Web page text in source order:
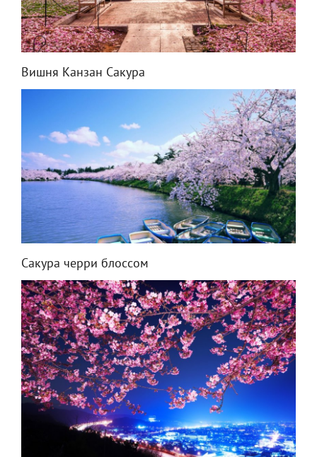
Вишня Канзан Сакура
Сакура черри блоссом